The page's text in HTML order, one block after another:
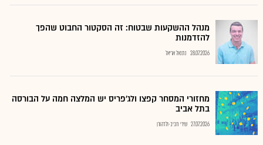
מנהל ההשקעות שבטוח: זה הסקטור החבוט שהפך
להזדמנות
28.07.2026 נתנאל אריאל
מחזורי המסחר קפצו ולג'פריס יש המלצה חמה על הבורסה
בתל אביב
27.07.2026 שירי חביב-ולדהורן